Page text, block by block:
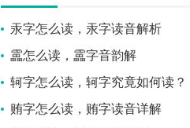
汞字怎么读，汞字读音解析
靁怎么读，靁字音韵解
轲字怎么读，轲字究竟如何读？
贿字怎么读，贿字读音详解